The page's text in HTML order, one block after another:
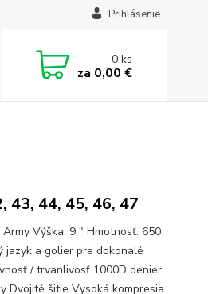
Prihlásenie
0ks
za 0,00 €
43, 44, 45, 46, 47
Výška: 9 " Hmotnosť: 650
jazyk a golier pre dokonalé
/ trvanlivosť 1000D denier
Dvojité šitie Vysoká kompresia